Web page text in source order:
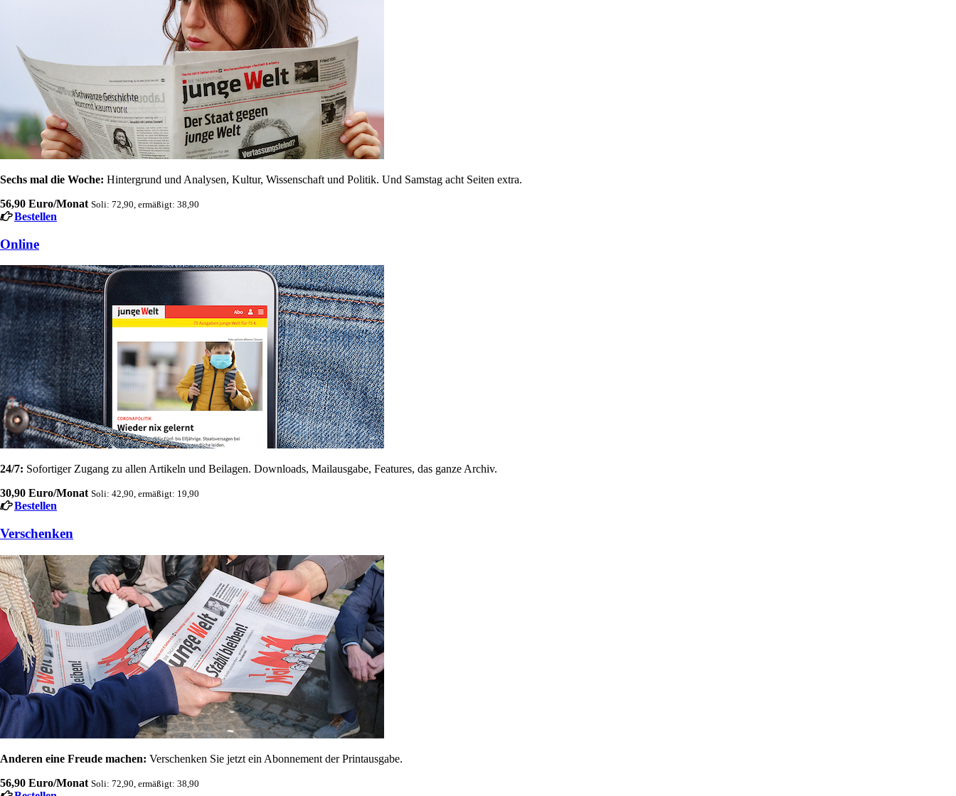
Sechs mal die Woche: Hintergrund und Analysen, Kultur, Wissenschaft und Politik. Und Samstag acht Seiten extra.
56,90 Euro/Monat Soli: 72,90, ermäßigt: 38,90
Bestellen
Online
24/7: Sofortiger Zugang zu allen Artikeln und Beilagen. Downloads, Mailausgabe, Features, das ganze Archiv.
30,90 Euro/Monat Soli: 42,90, ermäßigt: 19,90
Bestellen
Verschenken
Anderen eine Freude machen: Verschenken Sie jetzt ein Abonnement der Printausgabe.
56,90 Euro/Monat Soli: 72,90, ermäßigt: 38,90